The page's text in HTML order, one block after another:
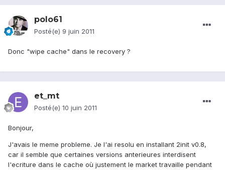
polo61
Posté(e) 9 juin 2011
Donc "wipe cache" dans le recovery ?
et_mt
Posté(e) 10 juin 2011
Bonjour,
J'avais le meme probleme. Je l'ai resolu en installant 2init v0.8,
car il semble que certaines versions anterieures interdisent
l'ecriture dans le cache où justement le market travaille pendant